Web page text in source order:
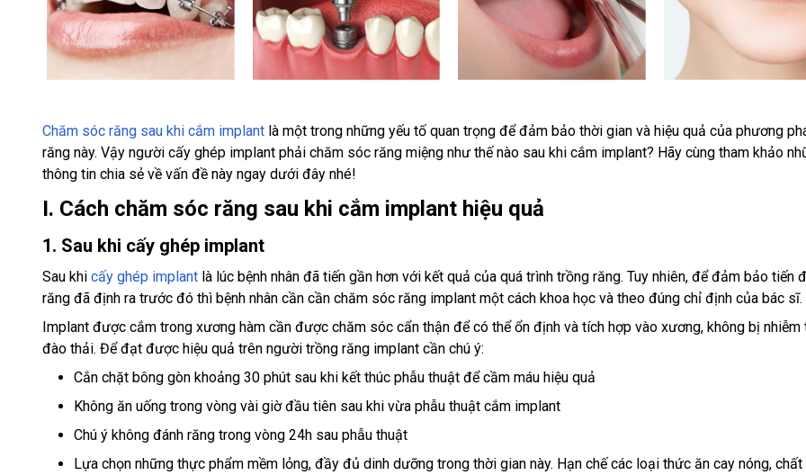
Chăm sóc răng sau khi cắm implant là một trong những yếu tố quan trọng để đảm bảo thời gian và hiệu quả của phương
răng này. Vậy người cấy ghép implant phải chăm sóc răng miệng như thế nào sau khi cắm implant? Hãy cùng tham khảo
thông tin chia sẻ về vấn đề này ngay dưới đây nhé!
I. Cách chăm sóc răng sau khi cắm implant hiệu quả
1. Sau khi cấy ghép implant
Sau khi cấy ghép implant là lúc bệnh nhân đã tiến gần hơn với kết quả của quá trình trồng răng. Tuy nhiên, để đảm bảo tiến
răng đã định ra trước đó thì bệnh nhân cần cần chăm sóc răng implant một cách khoa học và theo đúng chỉ định của bác sĩ.
Implant được cắm trong xương hàm cần được chăm sóc cẩn thận để có thể ổn định và tích hợp vào xương, không bị nhiễm
đào thải. Để đạt được hiệu quả trên người trồng răng implant cần chú ý:
Cắn chặt bông gòn khoảng 30 phút sau khi kết thúc phẫu thuật để cầm máu hiệu quả
Không ăn uống trong vòng vài giờ đầu tiên sau khi vừa phẫu thuật cắm implant
Chú ý không đánh răng trong vòng 24h sau phẫu thuật
Lựa chọn những thực phẩm mềm lỏng, đầy đủ dinh dưỡng trong thời gian này. Hạn chế các loại thức ăn cay nóng, chất